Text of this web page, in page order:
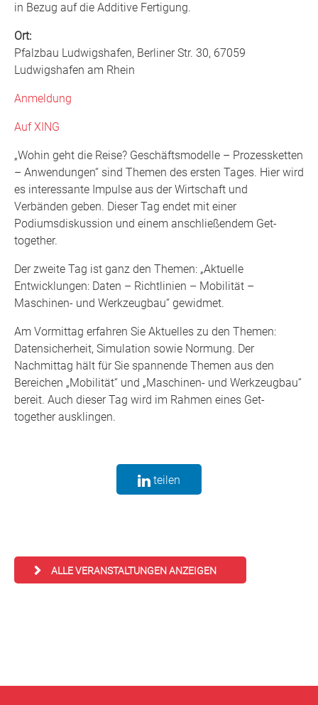
in Bezug auf die Additive Fertigung.
Ort:
Pfalzbau Ludwigshafen, Berliner Str. 30, 67059
Ludwigshafen am Rhein
Anmeldung
Auf XING
„Wohin geht die Reise? Geschäftsmodelle – Prozessketten
– Anwendungen“ sind Themen des ersten Tages. Hier wird
es interessante Impulse aus der Wirtschaft und
Verbänden geben. Dieser Tag endet mit einer
Podiumsdiskussion und einem anschließendem Get-
together.
Der zweite Tag ist ganz den Themen: „Aktuelle
Entwicklungen: Daten – Richtlinien – Mobilität –
Maschinen- und Werkzeugbau“ gewidmet.
Am Vormittag erfahren Sie Aktuelles zu den Themen:
Datensicherheit, Simulation sowie Normung. Der
Nachmittag hält für Sie spannende Themen aus den
Bereichen „Mobilität“ und „Maschinen- und Werkzeugbau“
bereit. Auch dieser Tag wird im Rahmen eines Get-
together ausklingen.
teilen
ALLE VERANSTALTUNGEN ANZEIGEN